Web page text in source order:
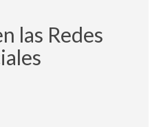
las Redes